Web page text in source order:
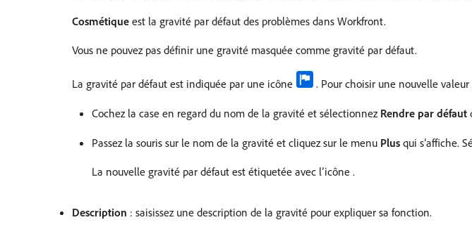
Cosmétique est la gravité par défaut des problèmes dans Workfront.
Vous ne pouvez pas définir une gravité masquée comme gravité par défaut.
La gravité par défaut est indiquée par une icône . Pour choisir une nouvelle
Cochez la case en regard du nom de la gravité et sélectionnez Rendre par défaut
Passez la souris sur le nom de la gravité et cliquez sur le menu Plus qui s’affiche.
La nouvelle gravité par défaut est étiquetée avec l’icône .
Description : saisissez une description de la gravité pour expliquer sa fonction.